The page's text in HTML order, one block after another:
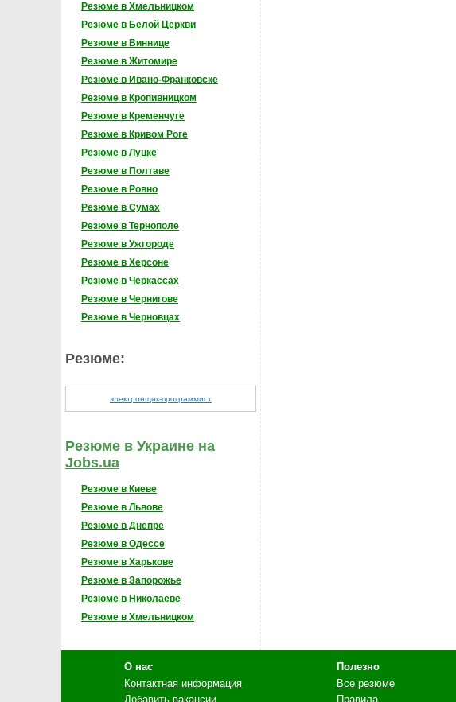
Резюме в Хмельницком
Резюме в Белой Церкви
Резюме в Виннице
Резюме в Житомире
Резюме в Ивано-Франковске
Резюме в Кропивницком
Резюме в Кременчуге
Резюме в Кривом Роге
Резюме в Луцке
Резюме в Полтаве
Резюме в Ровно
Резюме в Сумах
Резюме в Тернополе
Резюме в Ужгороде
Резюме в Херсоне
Резюме в Черкассах
Резюме в Чернигове
Резюме в Черновцах
Резюме:
электронщик-программист
Резюме в Украине на
Jobs.ua
Резюме в Киеве
Резюме в Львове
Резюме в Днепре
Резюме в Одессе
Резюме в Харькове
Резюме в Запорожье
Резюме в Николаеве
Резюме в Хмельницком
О нас
Контактная информация
Добавить вакансии
Полезно
Все резюме
Правила